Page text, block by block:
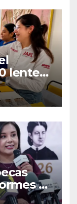
lentes
Paz
y